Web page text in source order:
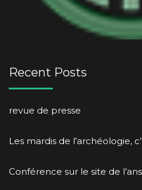
Recent Posts
revue de presse
Les mardis de l’archéologie,
Conférence sur le site de